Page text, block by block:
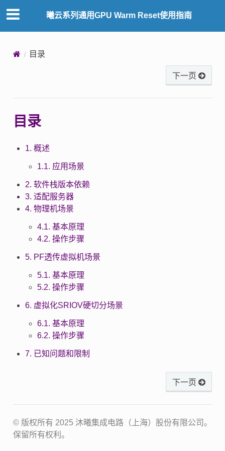
曦云系列通用GPU Warm Reset使用指南
目录
下一页
目录
1. 概述
1.1. 应用场景
2. 软件栈版本依赖
3. 适配服务器
4. 物理机场景
4.1. 基本原理
4.2. 操作步骤
5. PF透传虚拟机场景
5.1. 基本原理
5.2. 操作步骤
6. 虚拟化SRIOV硬切分场景
6.1. 基本原理
6.2. 操作步骤
7. 已知问题和限制
下一页
© 版权所有 2025 沐曦集成电路（上海）股份有限公司。
保留所有权利。